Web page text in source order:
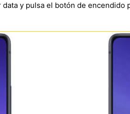
y pulsa el botón de encendido